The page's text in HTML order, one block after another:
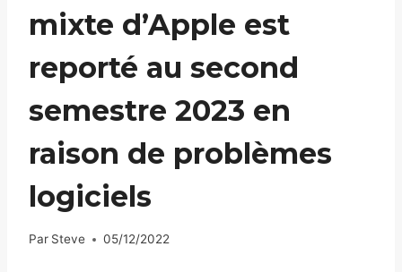
mixte d’Apple est
reporté au second
semestre 2023 en
raison de problèmes
logiciels
Par Steve 05/12/2022